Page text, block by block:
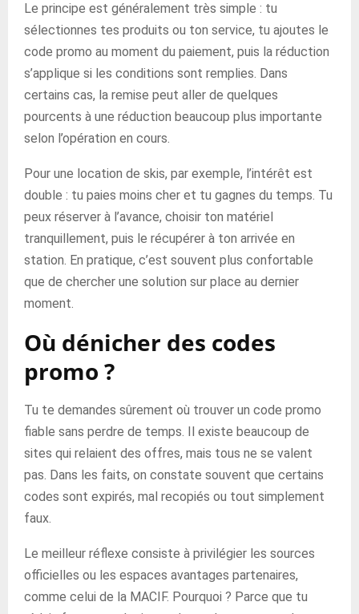
Le principe est généralement très simple : tu
sélectionnes tes produits ou ton service, tu ajoutes le
code promo au moment du paiement, puis la réduction
s’applique si les conditions sont remplies. Dans
certains cas, la remise peut aller de quelques
pourcents à une réduction beaucoup plus importante
selon l’opération en cours.
Pour une location de skis, par exemple, l’intérêt est
double : tu paies moins cher et tu gagnes du temps. Tu
peux réserver à l’avance, choisir ton matériel
tranquillement, puis le récupérer à ton arrivée en
station. En pratique, c’est souvent plus confortable
que de chercher une solution sur place au dernier
moment.
Où dénicher des codes
promo ?
Tu te demandes sûrement où trouver un code promo
fiable sans perdre de temps. Il existe beaucoup de
sites qui relaient des offres, mais tous ne se valent
pas. Dans les faits, on constate souvent que certains
codes sont expirés, mal recopiés ou tout simplement
faux.
Le meilleur réflexe consiste à privilégier les sources
officielles ou les espaces avantages partenaires,
comme celui de la MACIF. Pourquoi ? Parce que tu